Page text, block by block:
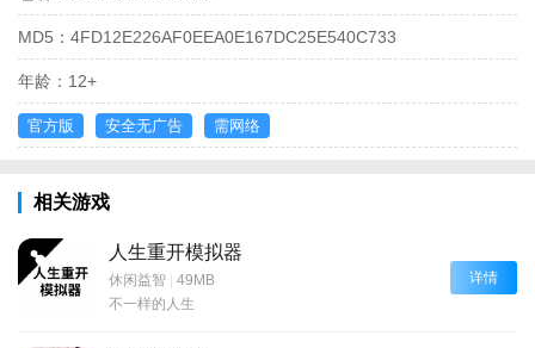
MD5： 4FD12E226AF0EEA0E167DC25E540C733
年龄： 12+
官方版 安全无广告 需网络
相关游戏
人生重开模拟器
休闲益智 | 49MB
不一样的人生
详情